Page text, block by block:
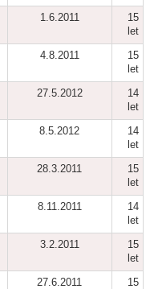
1.6.2011
15
let
4.8.2011
15
let
27.5.2012
14
let
8.5.2012
14
let
28.3.2011
15
let
8.11.2011
14
let
3.2.2011
15
let
27.6.2011
15